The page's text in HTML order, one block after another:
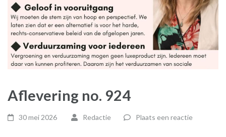
Aflevering no. 924
30 mei 2026 Redactie Plaats een reactie